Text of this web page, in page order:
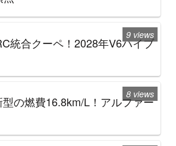
統合クーペ！2028年V6ハイブ
9 views
の燃費16.8km/L！アルファー
8 views